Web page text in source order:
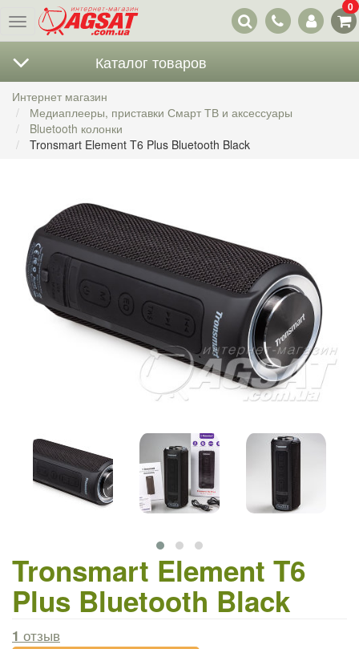
Меню
Наши
контакты
0
Каталог товаров
Интернет магазин
Медиаплееры, приставки Смарт ТВ и аксессуары
Bluetooth колонки
Tronsmart Element T6 Plus Bluetooth Black
Tronsmart Element T6
Plus Bluetooth Black
1 отзыв